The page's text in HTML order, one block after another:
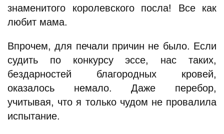
знаменитого королевского посла! Все как
любит мама.
Впрочем, для печали причин не было. Если
судить по конкурсу эссе, нас таких,
бездарностей благородных кровей,
оказалось немало. Даже перебор,
учитывая, что я только чудом не провалила
испытание.